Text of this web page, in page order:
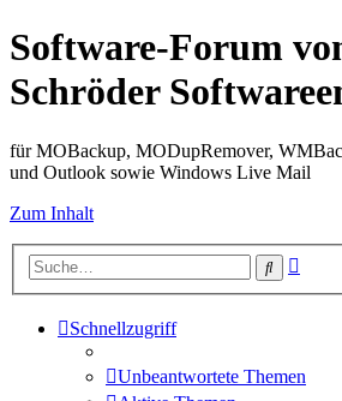
Software-Forum
Schröder
für MOBackup, MODupRemover,
und Outlook sowie Windows Live Mail
Zum Inhalt
Suche
Schnellzugriff
Unbeantwortete Themen